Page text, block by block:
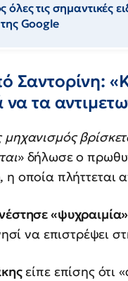
τις σημαντικές
Google
Σαντορίνη:
τα
μηχανισμός
» δήλωσε ο
, η οποία πλήττεται
να επιστρέψει
είπε επίσης ότι